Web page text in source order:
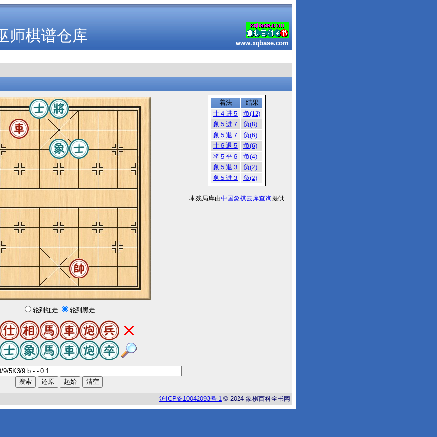
师棋谱仓库 www.xqbase.com
轮到红走 轮到黑走
着法
结果
士４进５
负(12)
象５进７
负(8)
象５退７
负(6)
士６退５
负(6)
将５平６
负(4)
象５退３
负(2)
象５进３
负(2)
本残局库由中国象棋云库查询提供
沪 ICP备10042093号-1 © 2024 象棋百科全书网